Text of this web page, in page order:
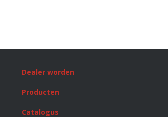
Dealer worden
Producten
Catalogus